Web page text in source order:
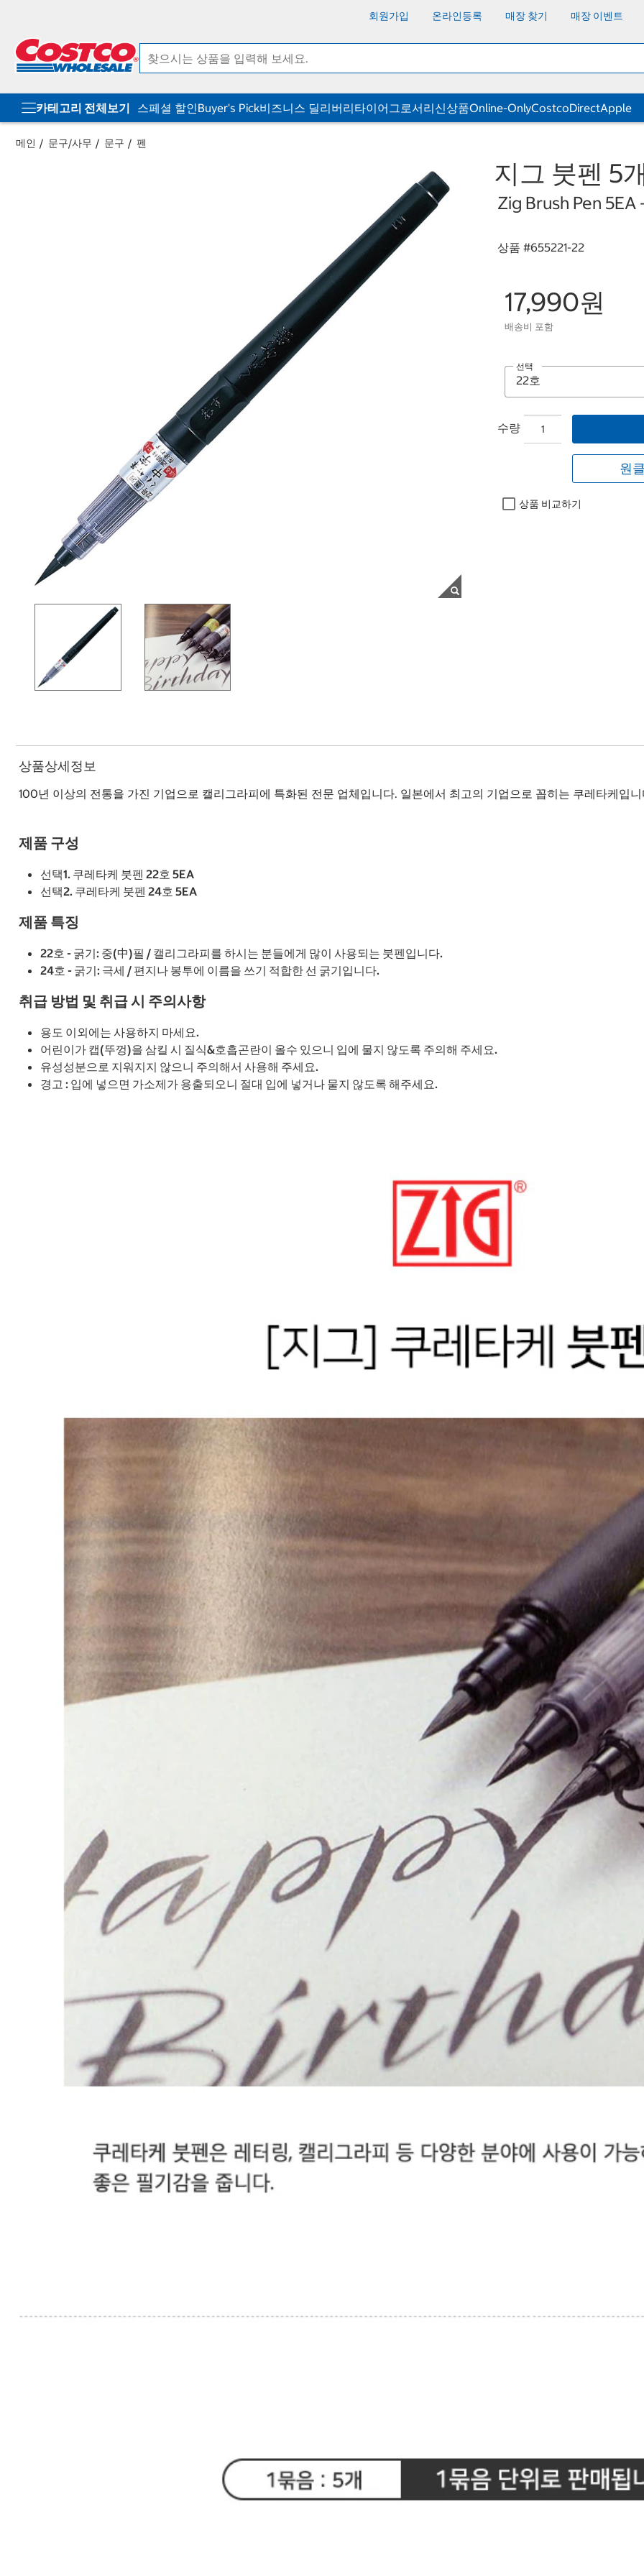
회원가입 온라인등록 매장 찾기 매장 이벤트
카테고리 전체보기 스페셜 할인Buyer's Pick비즈니스 딜리버리타이어그로서리신상품Online-OnlyCostcoDirectApple
메인 문구/사무 문구 펜
지그 붓펜 5
Zig Brush Pen 5EA
상품 #655221-22
17,990원
배송비 포함
선택
수량
원
상품 비교하기
상품상세정보
100년 이상의 전통을 가진 기업으로 캘리그라피에 특화된 전문 업체입니다. 일본에서 최고의 기업으로 꼽히는 쿠레타케입
제품 구성
선택1. 쿠레타케 붓펜 22호 5EA
선택2. 쿠레타케 붓펜 24호 5EA
제품 특징
22호 - 굵기: 중(中)필 / 캘리그라피를 하시는 분들에게 많이 사용되는 붓펜입니다.
24호 - 굵기: 극세 / 편지나 봉투에 이름을 쓰기 적합한 선 굵기입니다.
취급 방법 및 취급 시 주의사항
용도 이외에는 사용하지 마세요.
어린이가 캡(뚜껑)을 삼킬 시 질식&호흡곤란이 올수 있으니 입에 물지 않도록 주의해 주세요.
유성성분으로 지워지지 않으니 주의해서 사용해 주세요.
경고 : 입에 넣으면 가소제가 용출되오니 절대 입에 넣거나 물지 않도록 해주세요.